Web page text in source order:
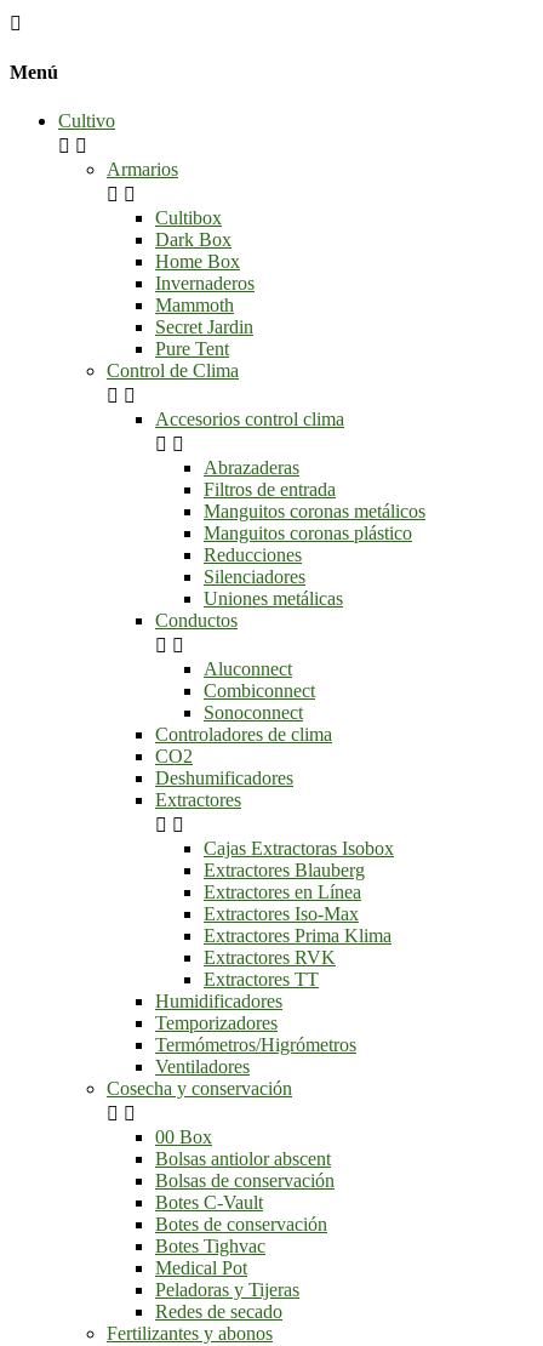

Menú
Cultivo
 
Armarios
 
Cultibox
Dark Box
Home Box
Invernaderos
Mammoth
Secret Jardin
Pure Tent
Control de Clima
 
Accesorios control clima
 
Abrazaderas
Filtros de entrada
Manguitos coronas metálicos
Manguitos coronas plástico
Reducciones
Silenciadores
Uniones metálicas
Conductos
 
Aluconnect
Combiconnect
Sonoconnect
Controladores de clima
CO2
Deshumificadores
Extractores
 
Cajas Extractoras Isobox
Extractores Blauberg
Extractores en Línea
Extractores Iso-Max
Extractores Prima Klima
Extractores RVK
Extractores TT
Humidificadores
Temporizadores
Termómetros/Higrómetros
Ventiladores
Cosecha y conservación
 
00 Box
Bolsas antiolor abscent
Bolsas de conservación
Botes C-Vault
Botes de conservación
Botes Tighvac
Medical Pot
Peladoras y Tijeras
Redes de secado
Fertilizantes y abonos